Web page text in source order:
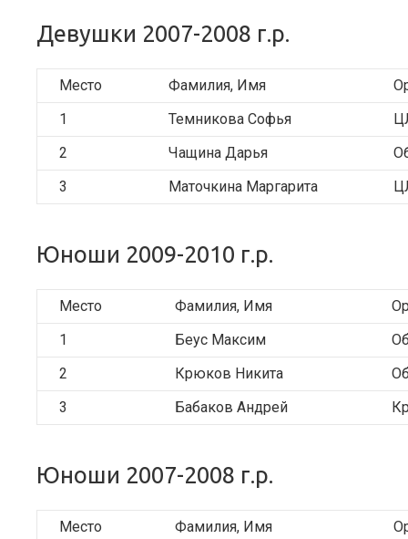
Девушки 2007-2008 г.р.
Место Фамилия, Имя
1
Темникова Софья
2
Чащина Дарья
3
Маточкина Маргарита
Юноши 2009-2010 г.р.
Место Фамилия, Имя
1
Беус Максим
2
Крюков Никита
3
Бабаков Андрей
Юноши 2007-2008 г.р.
Место Фамилия, Имя